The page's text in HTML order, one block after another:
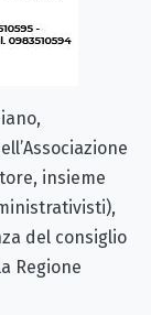
insieme
del consiglio
Regione